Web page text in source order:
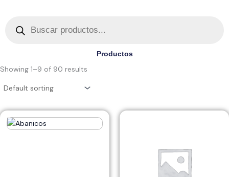
Productos
Showing 1–9 of 90 results